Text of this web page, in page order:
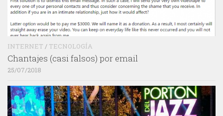
INTERNET / TECNOLOGÍA
Chantajes (casi falsos) por email
25/07/2018